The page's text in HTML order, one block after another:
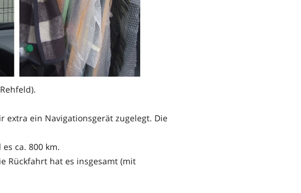
extra ein Navigationsgerät zugelegt. Die
ca. 800 km.
Rückfahrt hat es insgesamt (mit